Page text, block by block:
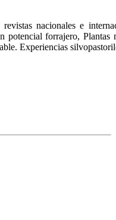
nacionales e
potencial forrajero,
Experiencias